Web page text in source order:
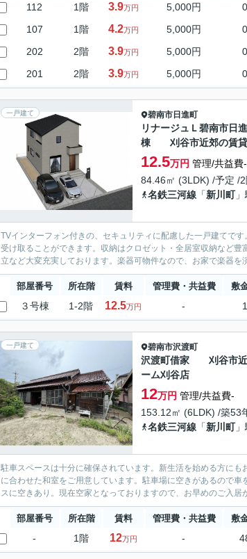
112 1階 3.9万円 5,000円
107 1階 4.2万円 5,000円
202 2階 3.9万円 5,000円
201 2階 3.9万円 5,000円
一戸建て 碧南市 日進町
リナージュＬ碧南市日
棟 刈谷市近郊の賃貸
12.5万円 管理/共益費-
84.46㎡ (3LDK) /予定 /2
名鉄三河線 「新川町」
TVインターフォン付きの、セキュリティに配慮した一戸建てで
受け取ることができます。収納はクロゼット・全居室収納など
立など大変充実しております。楽器可物件なので、お家で楽器
部屋番号 所在階 賃料 管理費・共益費 敷
３号棟 1-2階 12.5万円 -
一戸建て 碧南市沢渡町
沢渡町借家 刈谷市近
ーム刈谷店
12万円 管理/共益費-
153.12㎡ (6LDK) /築53
名鉄三河線 「新川町」
駐車スペースは十分に確保されています。新生活を始める方に
に合わせた和室をご用意しています。駐車場に空きがあるので
スに空きあり。現在空家となっておりますので、お早めのご入居
部屋番号 所在階 賃料 管理費・共益費 敷
- 1階 12万円 -